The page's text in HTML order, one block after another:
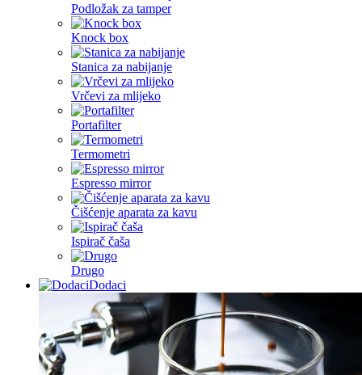
Podložak za tamper
Knock box
Stanica za nabijanje
Vrčevi za mlijeko
Portafilter
Termometri
Espresso mirror
Čišćenje aparata za kavu
Ispirač čaša
Drugo
Dodaci